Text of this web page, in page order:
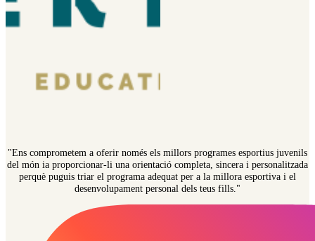
"Ens comprometem a oferir només els millors programes esportius juvenils
del món ia proporcionar-li una orientació completa, sincera i personalitzada
perquè puguis triar el programa adequat per a la millora esportiva i el
desenvolupament personal dels teus fills."